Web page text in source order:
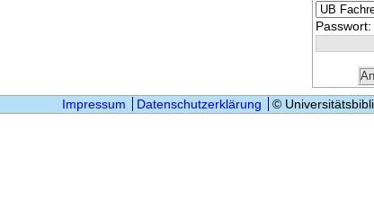
Passwort:
Impressum Datenschutzerklärung ©